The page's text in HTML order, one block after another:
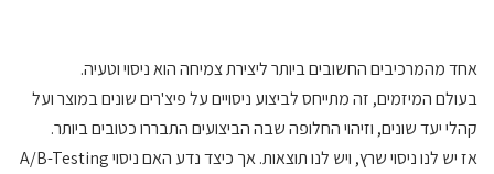
אחד מהמרכיבים החשובים ביותר ליצירת צמיחה הוא ניסוי וטעיה.
בעולם המיזמים, זה מתייחס לביצוע ניסויים על פיצ'רים שונים במוצר ועל
קהלי יעד שונים, וזיהוי החלופה שבה הביצועים התבררו כטובים ביותר.
אז יש לנו ניסוי שרץ, ויש לנו תוצאות. אך כיצד נדע האם ניסוי A/B-Testing